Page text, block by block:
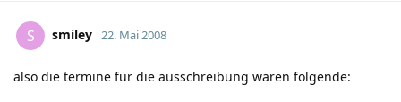
S smiley 22. Mai 2008
also die termine für die ausschreibung waren folgende: